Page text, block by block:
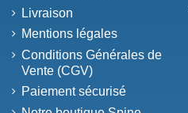
Livraison
Mentions légales
Conditions Générales de
Vente (CGV)
Paiement sécurisé